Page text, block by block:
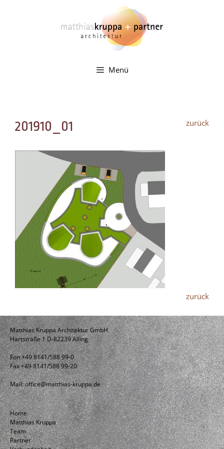
Menü
zurück
201910_01
zurück
Matthias Kruppa Architektur GmbH
Hartstraße 1 D-82239 Alling
Fon +49 8141/588 99-0
Fax +49 8141/588 99-20
Mail:office@matthias-kruppa.de
Home
Matthias Kruppa
Team
Partner